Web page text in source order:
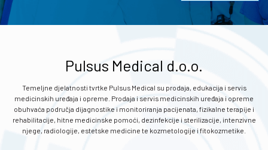
Pulsus Medical d.o.o.
Temeljne djelatnosti tvrtke Pulsus Medical su prodaja, edukacija i servis
medicinskih uređaja i opreme. Prodaja i servis medicinskih uređaja i opreme
obuhvaća područja dijagnostike i monitoriranja pacijenata, fizikalne terapije i
rehabilitacije, hitne medicinske pomoći, dezinfekcije i sterilizacije, intenzivne
njege, radiologije, estetske medicine te kozmetologije i fitokozmetike.